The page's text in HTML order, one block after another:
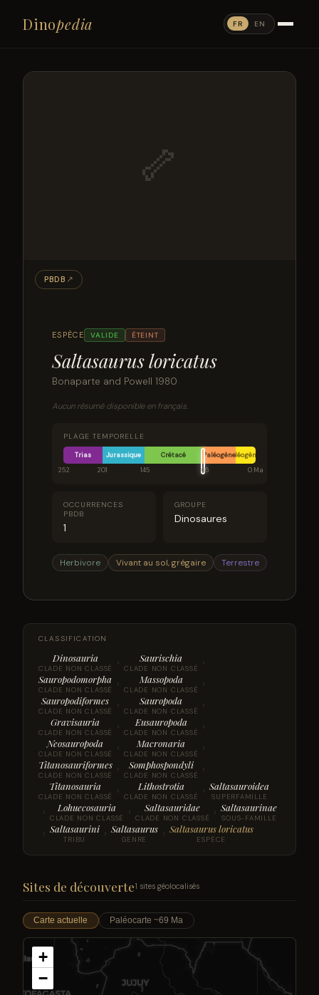
Dinopedia FR EN
ESPÈCE VALIDE ÉTEINT
Saltasaurus loricatus
Bonaparte and Powell 1980
Aucun résumé disponible en français.
PLAGE TEMPORELLE
Trias Jurassique Crétacé PaléogèneNéogène
252
201 145 66 0 Ma
OCCURRENCES
PBDB
1
GROUPE
Dinosaures
Herbivore Vivant au sol, grégaire Terrestre
🦴
PBDB ↗
CLASSIFICATION
Dinosauria
CLADE NON CLASSÉ › Saurischia
CLADE NON CLASSÉ ›
Sauropodomorpha
CLADE NON CLASSÉ › Massopoda
CLADE NON CLASSÉ ›
Sauropodiformes
CLADE NON CLASSÉ › Sauropoda
CLADE NON CLASSÉ ›
Gravisauria
CLADE NON CLASSÉ › Eusauropoda
CLADE NON CLASSÉ ›
Neosauropoda
CLADE NON CLASSÉ › Macronaria
CLADE NON CLASSÉ ›
Titanosauriformes
CLADE NON CLASSÉ › Somphospondyli
CLADE NON CLASSÉ ›
Titanosauria
CLADE NON CLASSÉ › Lithostrotia
CLADE NON CLASSÉ › Saltasauroidea
SUPERFAMILLE
› Lohuecosauria
CLADE NON CLASSÉ › Saltasauridae
CLADE NON CLASSÉ › Saltasaurinae
SOUS-FAMILLE
› Saltasaurini
TRIBU › Saltasaurus
GENRE › Saltasaurus loricatus
ESPÈCE
Sites de découverte1 sites géolocalisés
Carte actuelle Paléocarte ~69 Ma
+
−